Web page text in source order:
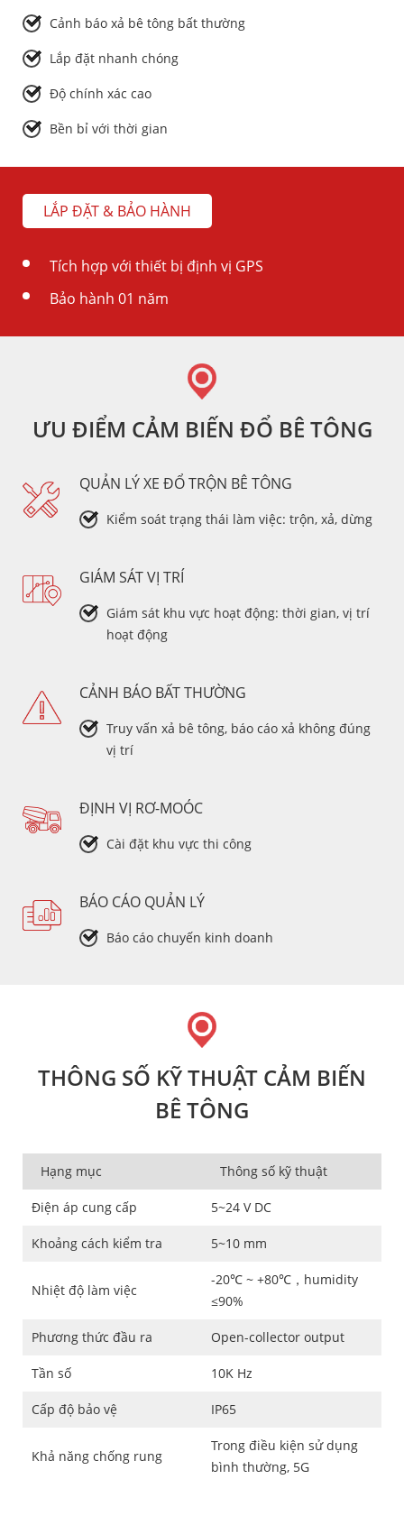
Cảnh báo xả bê tông bất thường
Lắp đặt nhanh chóng
Độ chính xác cao
Bền bỉ với thời gian
LẮP ĐẶT & BẢO HÀNH
Tích hợp với thiết bị định vị GPS
Bảo hành 01 năm
ƯU ĐIỂM CẢM BIẾN ĐỔ BÊ TÔNG
QUẢN LÝ XE ĐỔ TRỘN BÊ TÔNG
Kiểm soát trạng thái làm việc: trộn, xả, dừng
ĐỊNH VỊ RƠ-MOÓC
Cài đặt khu vực thi công
GIÁM SÁT VỊ TRÍ
Giám sát khu vực hoạt động: thời gian, vị trí
hoạt động
BÁO CÁO QUẢN LÝ
Báo cáo chuyến kinh doanh
CẢNH BÁO BẤT THƯỜNG
Truy vấn xả bê tông, báo cáo xả không đúng
vị trí
THÔNG SỐ KỸ THUẬT CẢM BIẾN
BÊ TÔNG
Hạng mục Thông số kỹ thuật
Điện áp cung cấp 5~24 V DC
Khoảng cách kiểm tra 5~10 mm
Nhiệt độ làm việc
-20℃ ~ +80℃，humidity
≤90%
Phương thức đầu ra Open-collector output
Tần số 10K Hz
Cấp độ bảo vệ IP65
Khả năng chống rung
Trong điều kiện sử dụng
bình thường, 5G